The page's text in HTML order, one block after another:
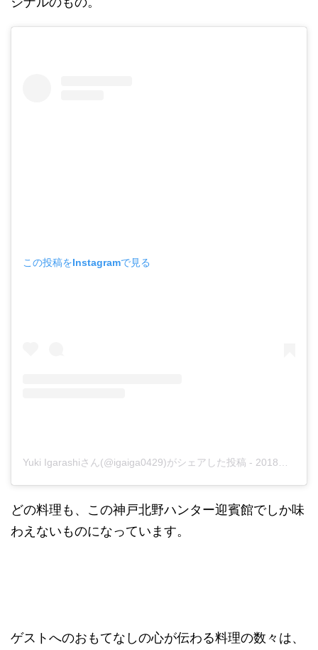
この投稿をInstagramで見る
Yuki Igarashiさん(@igaiga0429)がシェアした投稿 - 2018年 5月月12日午前5時30分PDT
どの料理も、この神戸北野ハンター迎賓館でしか味
わえないものになっています。
ゲストへのおもてなしの心が伝わる料理の数々は、